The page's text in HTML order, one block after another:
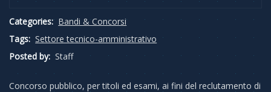
Categories: Bandi & Concorsi
Tags: Settore tecnico-amministrativo
Posted by: Staff
Concorso pubblico, per titoli ed esami, ai fini del reclutamento di